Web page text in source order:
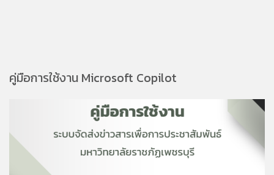
คู่มือการใช้งาน Microsoft Copilot